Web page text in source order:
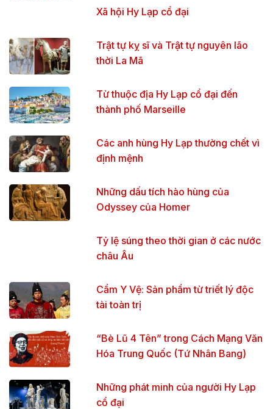
Xã hội Hy Lạp cổ đại
Trật tự kỵ sĩ và Trật tự nguyên lão
thời La Mã
Từ thuộc địa Hy Lạp cổ đại đến
thành phố Marseille
Các anh hùng Hy Lạp thường chết vì
định mệnh
Những dấu tích hào hùng của
Odyssey của Homer
Tỷ lệ súng theo thời gian ở các nước
châu Âu
Cẩm Y Vệ: Sản phẩm từ triết lý độc
tài toàn trị
“Bè Lũ 4 Tên” trong Cách Mạng Văn
Hóa Trung Quốc (Tứ Nhân Bang)
Những phát minh của người Hy Lạp
cổ đại